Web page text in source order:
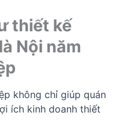
thiết kế
Nội năm
không chỉ giúp quán
ích kinh doanh thiết